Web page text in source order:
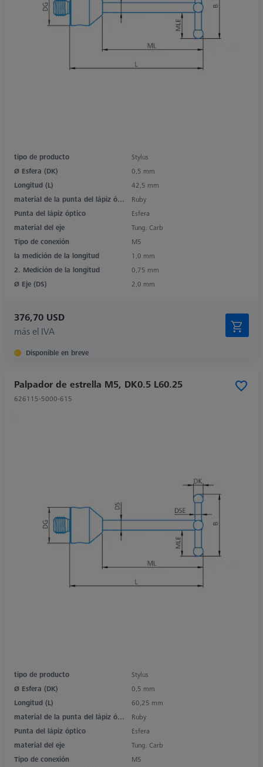
tipo de producto
Stylus
Ø Esfera (DK)
0,5 mm
Longitud (L)
42,5 mm
material de la punta del lápiz óptico
Ruby
Punta del lápiz óptico
Esfera
material del eje
Tung. Carb
Tipo de conexión
M5
la medición de la longitud
1,0 mm
2. Medición de la longitud
0,75 mm
Ø Eje (DS)
2,0 mm
376,70 USD
más el IVA
Disponible en breve
Palpador de estrella M5, DK0.5 L60.25
626115-5000-615
tipo de producto
Stylus
Ø Esfera (DK)
0,5 mm
Longitud (L)
60,25 mm
material de la punta del lápiz óptico
Ruby
Punta del lápiz óptico
Esfera
material del eje
Tung. Carb
Tipo de conexión
M5